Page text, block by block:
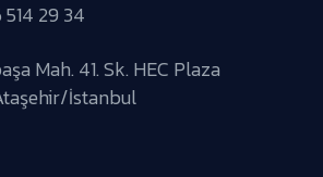
514 29 34
Mah. 41. Sk. HEC Plaza
İstanbul